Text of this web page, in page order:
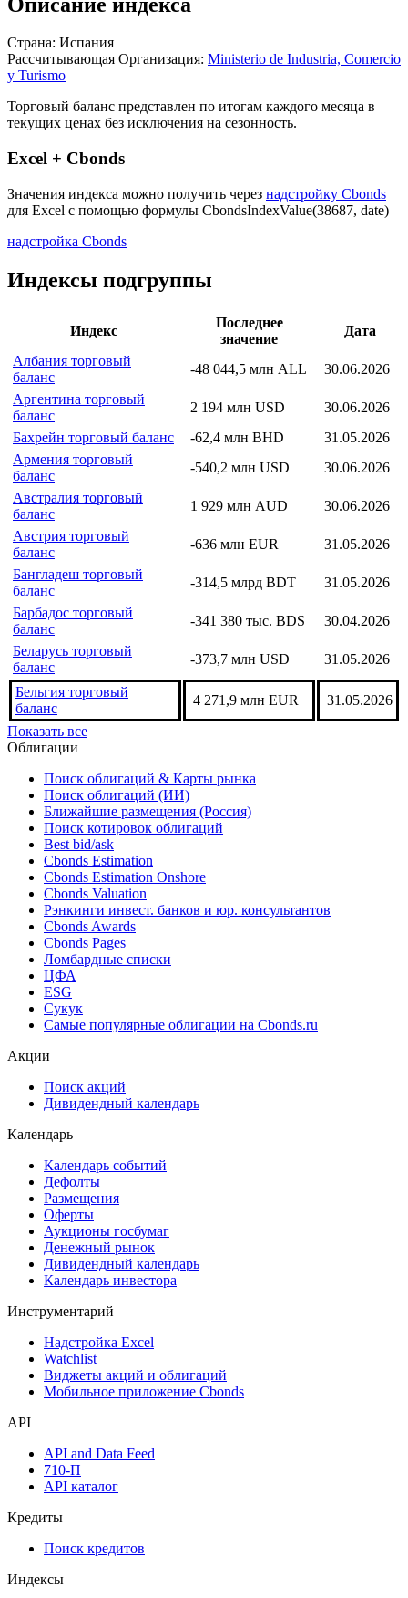
Страна: Испания
Рассчитывающая Организация: Ministerio de Industria, Comercio
y Turismo
Торговый баланс представлен по итогам каждого месяца в
текущих ценах без исключения на сезонность.
Excel + Cbonds
Значения индекса можно получить через надстройку Cbonds
для Excel с помощью формулы CbondsIndexValue(38687, date)
надстройка Cbonds
Индексы подгруппы
Индекс
Последнее
значение
Дата
Албания торговый
баланс
-48 044,5 млн ALL
30.06.2026
Аргентина торговый
баланс
2 194 млн USD
30.06.2026
Бахрейн торговый баланс
-62,4 млн BHD
31.05.2026
Армения торговый
баланс
-540,2 млн USD
30.06.2026
Австралия торговый
баланс
1 929 млн AUD
30.06.2026
Австрия торговый
баланс
-636 млн EUR
31.05.2026
Бангладеш торговый
баланс
-314,5 млрд BDT
31.05.2026
Барбадос торговый
баланс
-341 380 тыс. BDS
30.04.2026
Беларусь торговый
баланс
-373,7 млн USD 31.05.2026
Бельгия торговый
баланс
4 271,9 млн EUR
31.05.2026
Показать все
Облигации
Поиск облигаций & Карты рынка
Поиск облигаций (ИИ)
Ближайшие размещения (Россия)
Поиск котировок облигаций
Best bid/ask
Cbonds Estimation
Cbonds Estimation Onshore
Cbonds Valuation
Рэнкинги инвест. банков и юр. консультантов
Cbonds Awards
Cbonds Pages
Ломбардные списки
ЦФА
ESG
Сукук
Самые популярные облигации на Cbonds.ru
Акции
Поиск акций
Дивидендный календарь
Календарь
Календарь событий
Дефолты
Размещения
Оферты
Аукционы госбумаг
Денежный рынок
Дивидендный календарь
Календарь инвестора
Инструментарий
Надстройка Excel
Watchlist
Виджеты акций и облигаций
Мобильное приложение Cbonds
API
API and Data Feed
710-П
API каталог
Кредиты
Поиск кредитов
Индексы